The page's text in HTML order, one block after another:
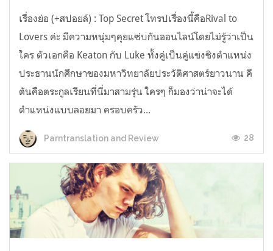
เรื่องย่อ (+สปอยล์) : Top Secret โทรปเรื่องนี้คือRival to
Lovers ค่ะ มีความหนุ่มๆคุยแซ่บกันออนไลน์โดยไม่รู้ว่าเป็น
ใคร ตัวเอกคือ Keaton กับ Luke ทั้งคู่เป็นคู่แข่งชิงตำแหน่ง
ประธานนักศึกษาของมหาวิทยาลัยประวัติศาสตร์ยาวนาน คี
ตันคือตระกูลเรียนที่นี่มาสามรุ่น ใครๆ ก็มองว่าน่าจะได้
ตำแหน่งแบบลอยมา ครอบครัว...
Parntranslation and Review 28